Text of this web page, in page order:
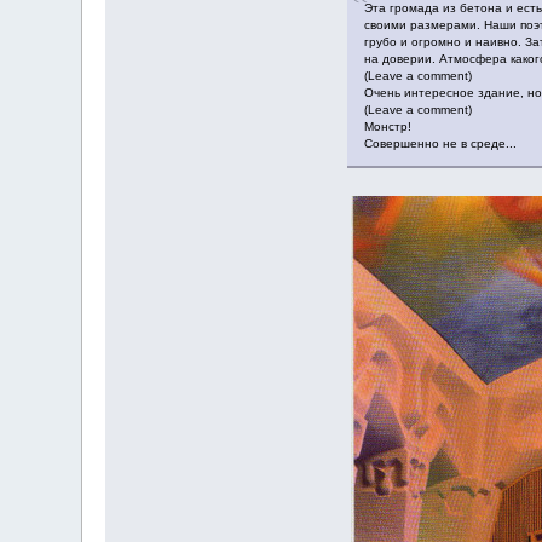
Эта громада из бетона и
своими размерами. Наши
грубо и огромно и наивно.
на доверии. Атмосфера
(Leave a comment)
Очень интересное здание,
(Leave a comment)
Монстр!
Совершенно не в среде...